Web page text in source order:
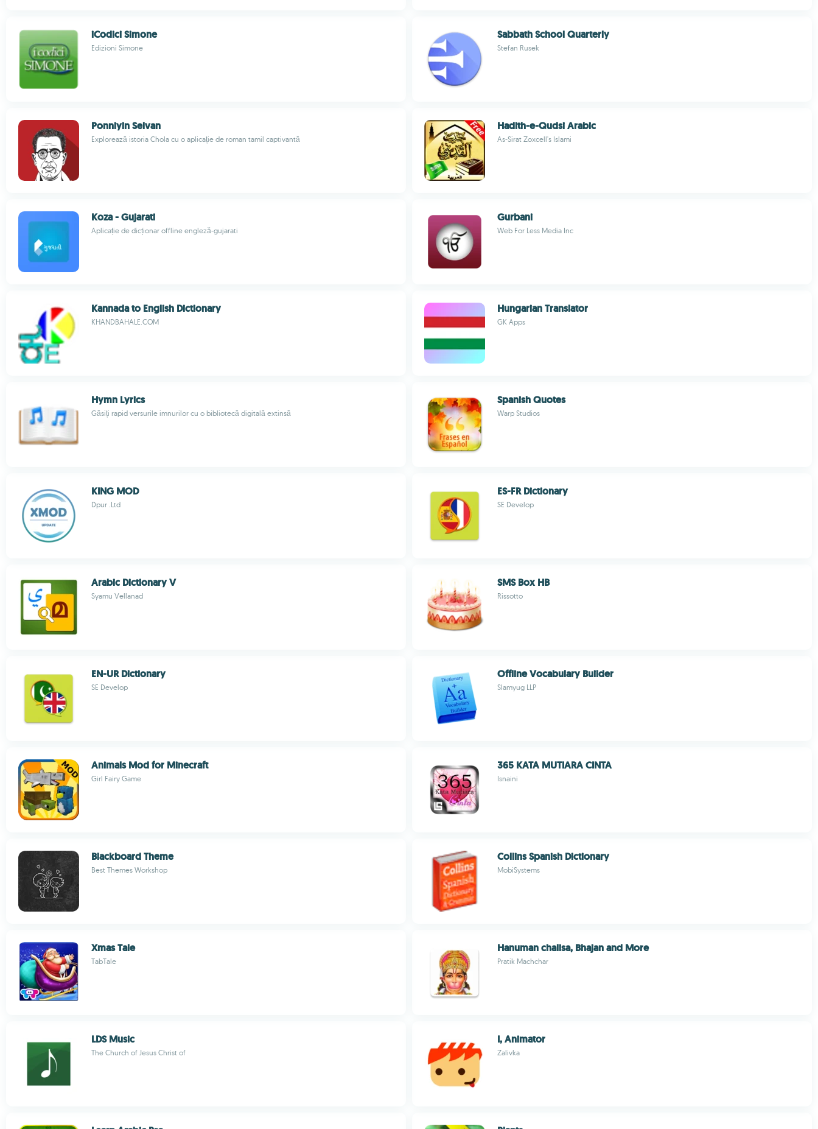
iCodici Simone
Edizioni Simone
Sabbath School Quarterly
Stefan Rusek
Ponniyin Selvan
Explorează istoria Chola cu o aplicație de roman tamil captivantă
Hadith-e-Qudsi Arabic
As-Sirat Zoxcell's Islami
Koza - Gujarati
Aplicație de dicționar offline engleză-gujarati
Gurbani
Web For Less Media Inc
Kannada to English Dictionary
KHANDBAHALE.COM
Hungarian Translator
GK Apps
Hymn Lyrics
Găsiți rapid versurile imnurilor cu o bibliotecă digitală extinsă
Spanish Quotes
Warp Studios
KING MOD
Dpur .Ltd
ES-FR Dictionary
SE Develop
Arabic Dictionary V
Syamu Vellanad
SMS Box HB
Rissotto
EN-UR Dictionary
SE Develop
Offline Vocabulary Builder
Slamyug LLP
Animals Mod for Minecraft
Girl Fairy Game
365 KATA MUTIARA CINTA
Isnaini
Blackboard Theme
Best Themes Workshop
Collins Spanish Dictionary
MobiSystems
Xmas Tale
TabTale
Hanuman chalisa, Bhajan and More
Pratik Machchar
LDS Music
The Church of Jesus Christ of
I, Animator
Zalivka